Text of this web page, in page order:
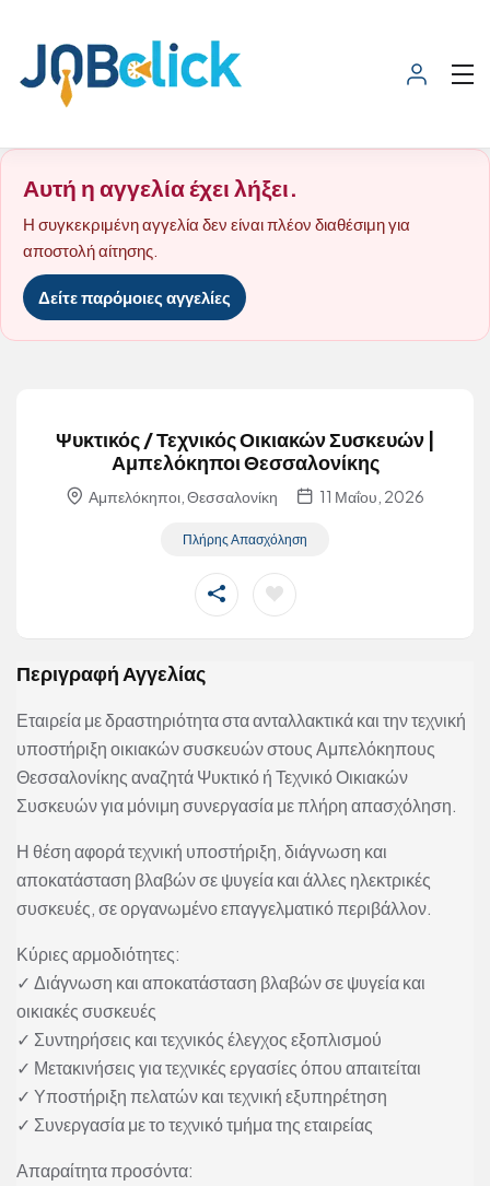
Αυτή η αγγελία έχει λήξει.
Η συγκεκριμένη αγγελία δεν είναι πλέον διαθέσιμη για
αποστολή αίτησης.
Δείτε παρόμοιες αγγελίες
Ψυκτικός / Τεχνικός Οικιακών Συσκευών |
Αμπελόκηποι Θεσσαλονίκης
Αμπελόκηποι, Θεσσαλονίκη 11 Μαΐου, 2026
Πλήρης Απασχόληση
Περιγραφή Αγγελίας
Εταιρεία με δραστηριότητα στα ανταλλακτικά και την τεχνική
υποστήριξη οικιακών συσκευών στους Αμπελόκηπους
Θεσσαλονίκης αναζητά Ψυκτικό ή Τεχνικό Οικιακών
Συσκευών για μόνιμη συνεργασία με πλήρη απασχόληση.
Η θέση αφορά τεχνική υποστήριξη, διάγνωση και
αποκατάσταση βλαβών σε ψυγεία και άλλες ηλεκτρικές
συσκευές, σε οργανωμένο επαγγελματικό περιβάλλον.
Κύριες αρμοδιότητες:
✓ Διάγνωση και αποκατάσταση βλαβών σε ψυγεία και
οικιακές συσκευές
✓ Συντηρήσεις και τεχνικός έλεγχος εξοπλισμού
✓ Μετακινήσεις για τεχνικές εργασίες όπου απαιτείται
✓ Υποστήριξη πελατών και τεχνική εξυπηρέτηση
✓ Συνεργασία με το τεχνικό τμήμα της εταιρείας
Απαραίτητα προσόντα: